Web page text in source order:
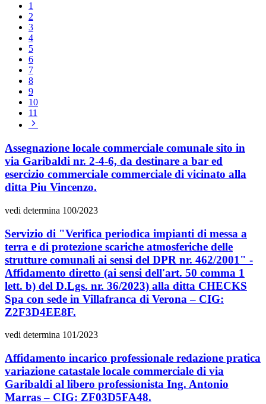
1
2
3
4
5
6
7
8
9
10
11
Assegnazione locale commerciale comunale sito in
via Garibaldi nr. 2-4-6, da destinare a bar ed
esercizio commerciale commerciale di vicinato alla
ditta Piu Vincenzo.
vedi determina 100/2023
Servizio di "Verifica periodica impianti di messa a
terra e di protezione scariche atmosferiche delle
strutture comunali ai sensi del DPR nr. 462/2001" -
Affidamento diretto (ai sensi dell'art. 50 comma 1
lett. b) del D.Lgs. nr. 36/2023) alla ditta CHECKS
Spa con sede in Villafranca di Verona – CIG:
Z2F3D4EE8F.
vedi determina 101/2023
Affidamento incarico professionale redazione pratica
variazione catastale locale commerciale di via
Garibaldi al libero professionista Ing. Antonio
Marras – CIG: ZF03D5FA48.